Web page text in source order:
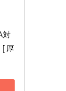
対
[ 厚